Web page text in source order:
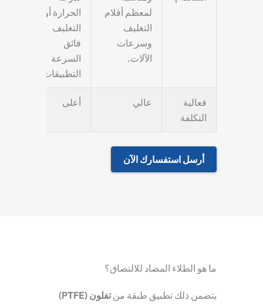
لمعظم أفلام
التغليف
وسرعات
الآلات.
الحرارة أو
التغليف
فائق
السرعة
التطبيقات.
فعالية
التكلفة
عالي أعلى
أرسل استفسارك الآن
ما هو الطلاء المضاد للالتصاق؟
يتضمن ذلك تطبيق طبقة منتفلون (PTFE)